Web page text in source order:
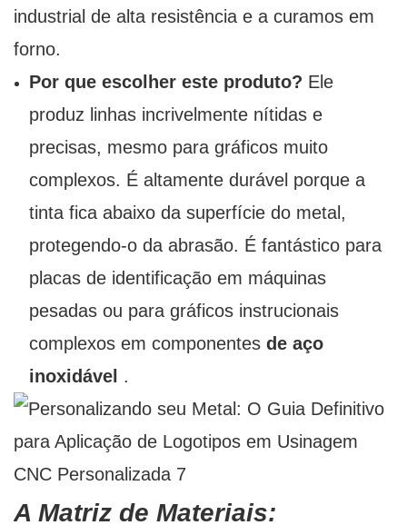
industrial de alta resistência e a curamos em
forno.
Por que escolher este produto? Ele
produz linhas incrivelmente nítidas e
precisas, mesmo para gráficos muito
complexos. É altamente durável porque a
tinta fica abaixo da superfície do metal,
protegendo-o da abrasão. É fantástico para
placas de identificação em máquinas
pesadas ou para gráficos instrucionais
complexos em componentes de aço
inoxidável .
A Matriz de Materiais: